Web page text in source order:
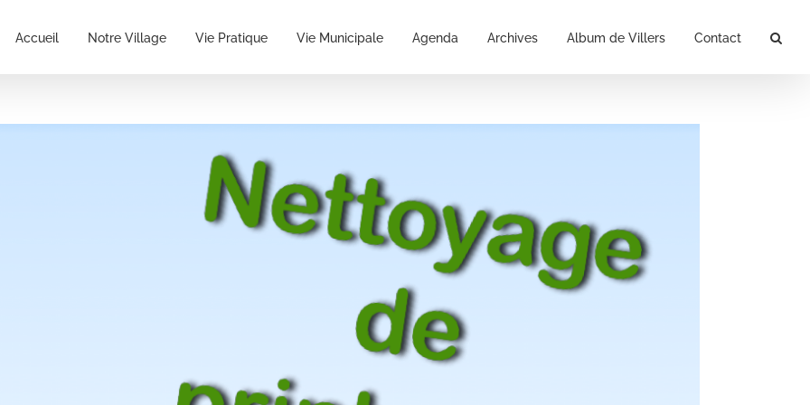
Accueil Notre Village Vie Pratique Vie Municipale Agenda Archives Album de Villers Contact